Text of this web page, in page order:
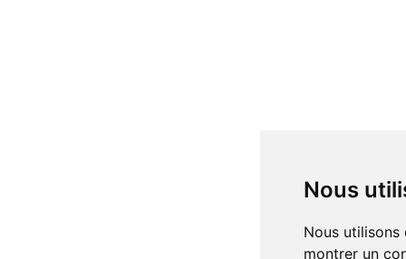
Nous
Nous utilisons des cookies et d'autres technologies de suivi pour améliorer votre expérience de navigation sur notre site, pour vous
montrer un